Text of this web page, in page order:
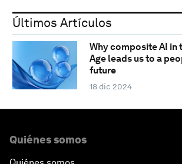
Últimos Artículos
Why composite AI in
Age leads us to a
future
18 dic 2024
Quiénes somos